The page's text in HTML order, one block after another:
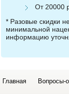
От 20000
* Разовые скидки
минимальной
информацию
Главная Вопросы-